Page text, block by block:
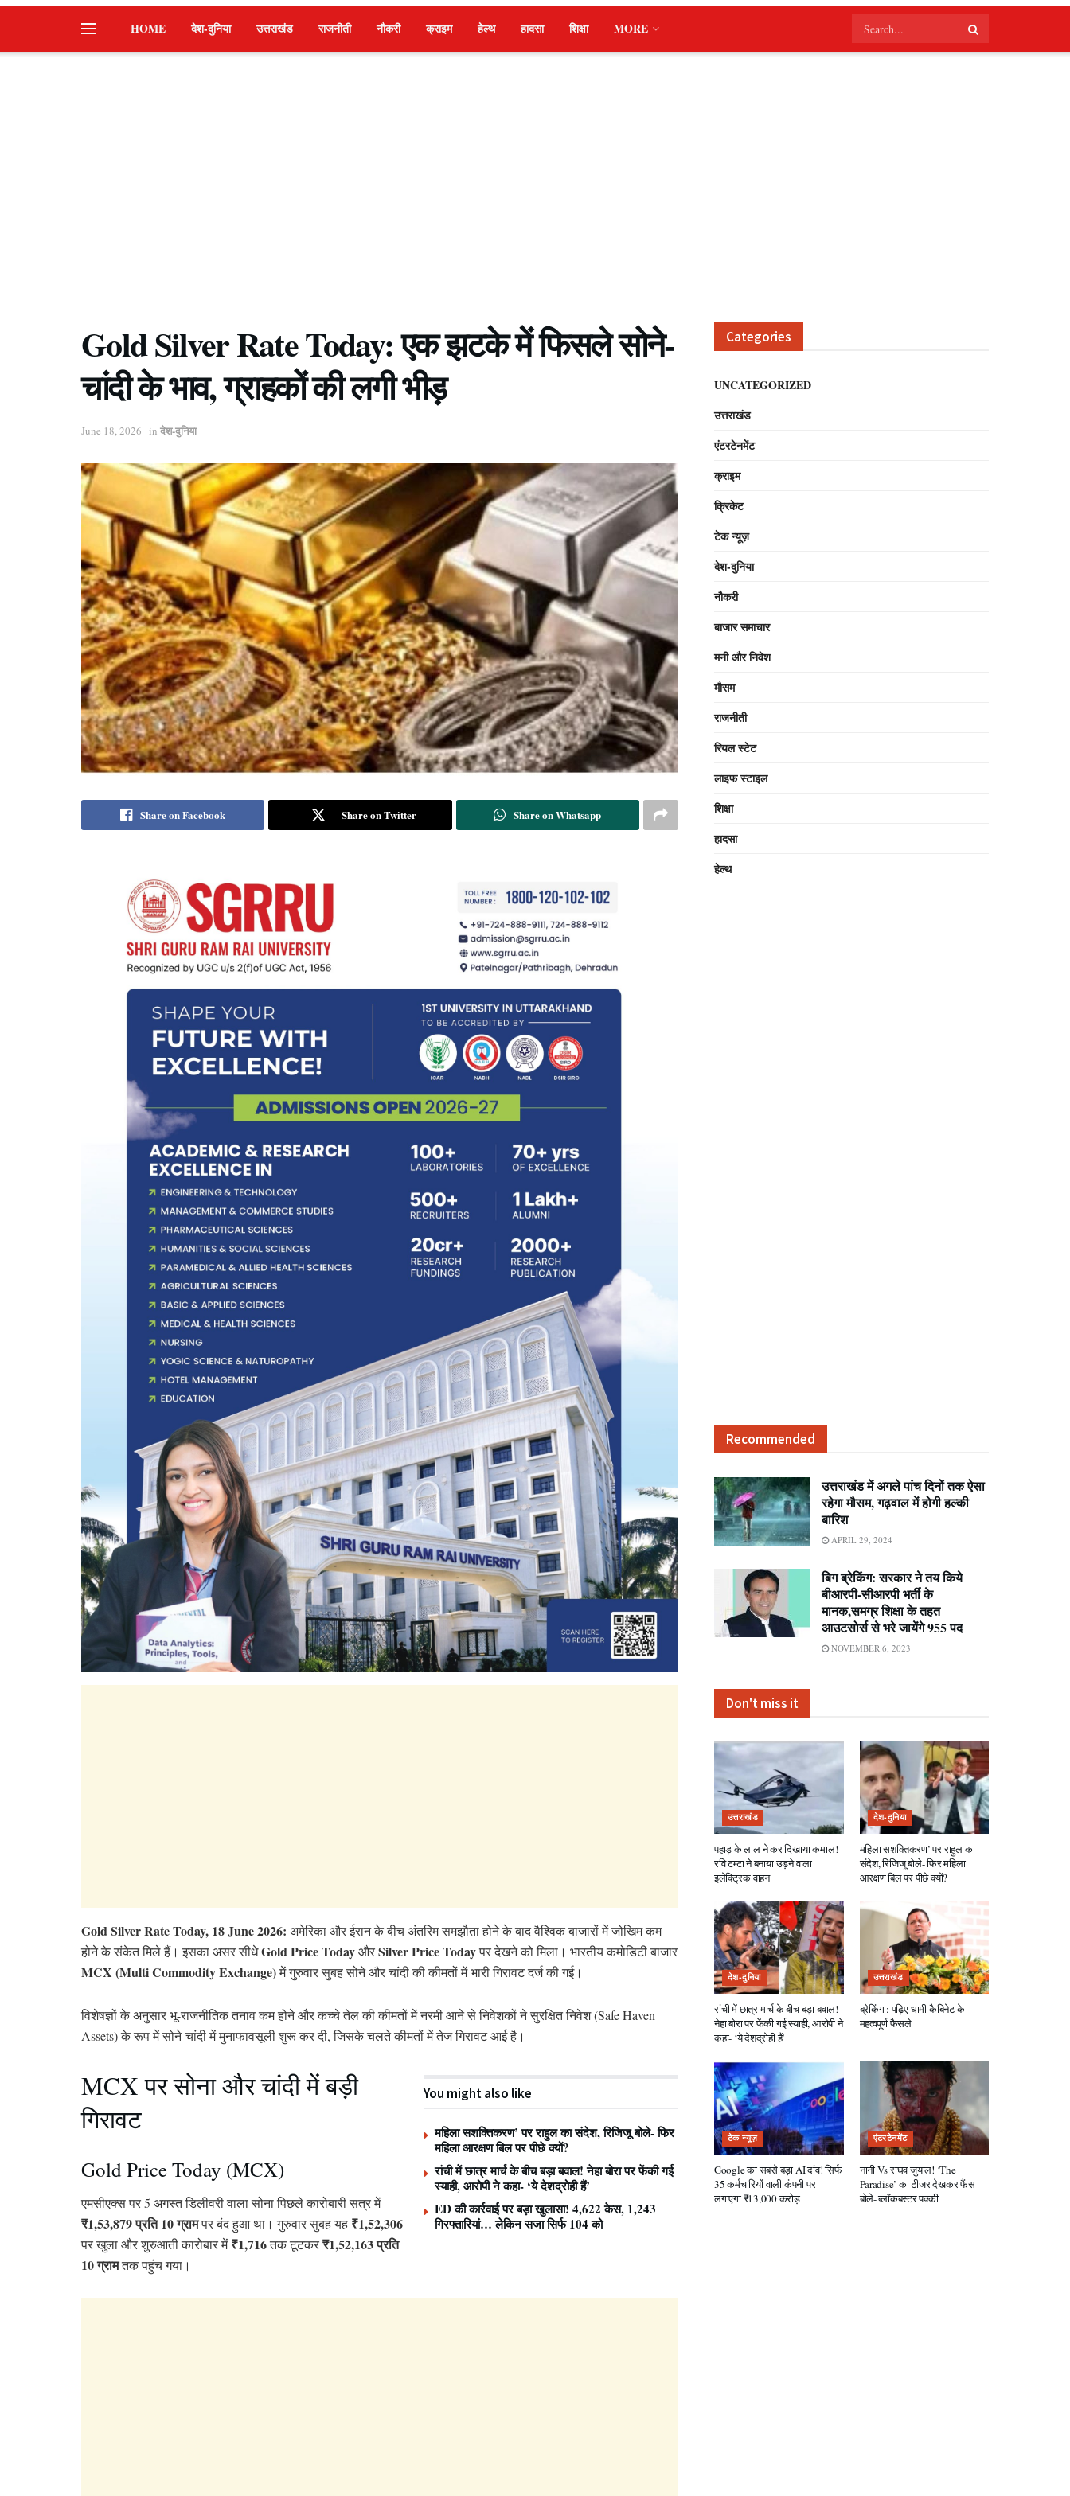
HOME देश-दुनिया उत्तराखंड राजनीती नौकरी क्राइम हेल्थ हादसा शिक्षा MORE
Gold Silver Rate Today: एक झटके में फिसले सोने-
चांदी के भाव, ग्राहकों की लगी भीड़
June 18, 2026 in देश-दुनिया
Share on Facebook Share on Twitter Share on Whatsapp
Gold Silver Rate Today, 18 June 2026: अमेरिका और ईरान के बीच अंतरिम समझौता होने के बाद वैश्विक बाजारों में जोखिम कम
होने के संकेत मिले हैं। इसका असर सीधेGold Price TodayऔरSilver Price Todayपर देखने को मिला। भारतीय कमोडिटी बाजार
MCX (Multi Commodity Exchange)में गुरुवार सुबह सोने और चांदी की कीमतों में भारी गिरावट दर्ज की गई।
विशेषज्ञों के अनुसार भू-राजनीतिक तनाव कम होने और कच्चे तेल की कीमतों में नरमी आने से निवेशकों ने सुरक्षित निवेश (Safe Haven
Assets) के रूप में सोने-चांदी में मुनाफावसूली शुरू कर दी, जिसके चलते कीमतों में तेज गिरावट आई है।
You might also like
महिला सशक्तिकरण’ पर राहुल का संदेश, रिजिजू बोले- फिर
महिला आरक्षण बिल पर पीछे क्यों?
रांची में छात्र मार्च के बीच बड़ा बवाल! नेहा बोरा पर फेंकी गई
स्याही, आरोपी ने कहा- ‘ये देशद्रोही हैं’
ED की कार्रवाई पर बड़ा खुलासा! 4,622 केस, 1,243
गिरफ्तारियां… लेकिन सजा सिर्फ 104 को
MCX पर सोना और चांदी में बड़ी
गिरावट
Gold Price Today (MCX)
एमसीएक्स पर 5 अगस्त डिलीवरी वाला सोना पिछले कारोबारी सत्र में
₹1,53,879 प्रति 10 ग्रामपर बंद हुआ था। गुरुवार सुबह यह ₹1,52,306
पर खुला और शुरुआती कारोबार में₹1,716तक टूटकर₹1,52,163 प्रति
10 ग्रामतक पहुंच गया।
Categories
UNCATEGORIZED
उत्तराखंड
एंटरटेनमेंट
क्राइम
क्रिकेट
टेक न्यूज़
देश-दुनिया
नौकरी
बाजार समाचार
मनी और निवेश
मौसम
राजनीती
रियल स्टेट
लाइफ स्टाइल
शिक्षा
हादसा
हेल्थ
Recommended
उत्तराखंड में अगले पांच दिनों तक ऐसा
रहेगा मौसम, गढ़वाल में होगी हल्की
बारिश
APRIL 29, 2024
बिग ब्रेकिंग: सरकार ने तय किये
बीआरपी-सीआरपी भर्ती के
मानक,समग्र शिक्षा के तहत
आउटसोर्स से भरे जायेंगे 955 पद
NOVEMBER 6, 2023
Don't miss it
उत्तराखंड
पहाड़ के लाल ने कर दिखाया कमाल!
रवि टम्टा ने बनाया उड़ने वाला
इलेक्ट्रिक वाहन
देश-दुनिया
महिला सशक्तिकरण’ पर राहुल का
संदेश, रिजिजू बोले- फिर महिला
आरक्षण बिल पर पीछे क्यों?
देश-दुनिया
रांची में छात्र मार्च के बीच बड़ा बवाल!
नेहा बोरा पर फेंकी गई स्याही, आरोपी ने
कहा- ‘ये देशद्रोही हैं’
उत्तराखंड
ब्रेकिंग : पढ़िए धामी कैबिनेट के
महत्वपूर्ण फैसले
टेक न्यूज़
Google का सबसे बड़ा AI दांव! सिर्फ
35 कर्मचारियों वाली कंपनी पर
लगाएगा ₹13,000 करोड़
एंटरटेनमेंट
नानी Vs राघव जुयाल! ‘The
Paradise’ का टीजर देखकर फैंस
बोले- ब्लॉकबस्टर पक्की